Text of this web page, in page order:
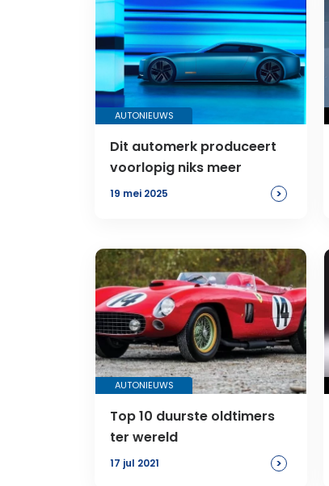
AUTONIEUWS
Dit automerk produceert
voorlopig niks meer
19 mei 2025 >
AUTONIEUWS
Top 10 duurste oldtimers
ter wereld
17 jul 2021 >